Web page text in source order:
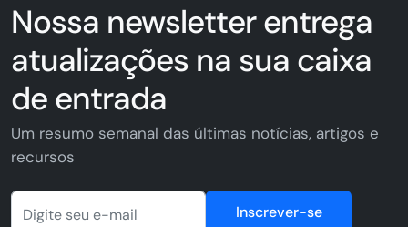
Nossa newsletter entrega
atualizações na sua caixa
de entrada
Um resumo semanal das últimas notícias, artigos e
recursos
Inscrever-se